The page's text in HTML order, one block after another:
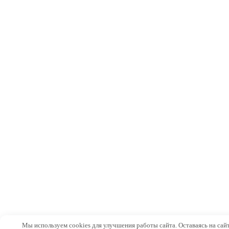
Мы используем cookies для улучшения работы сайта. Оставаясь на